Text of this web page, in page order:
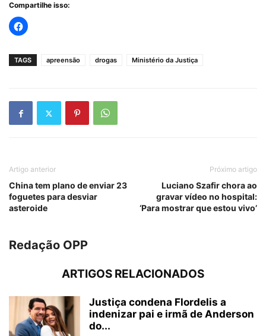
Compartilhe isso:
TAGS apreensão drogas Ministério da Justiça
Artigo anterior
China tem plano de enviar 23
foguetes para desviar
asteroide
Próximo artigo
Luciano Szafir chora ao
gravar vídeo no hospital:
‘Para mostrar que estou vivo’
Redação OPP
ARTIGOS RELACIONADOS
Justiça condena Flordelis a
indenizar pai e irmã de Anderson
do...